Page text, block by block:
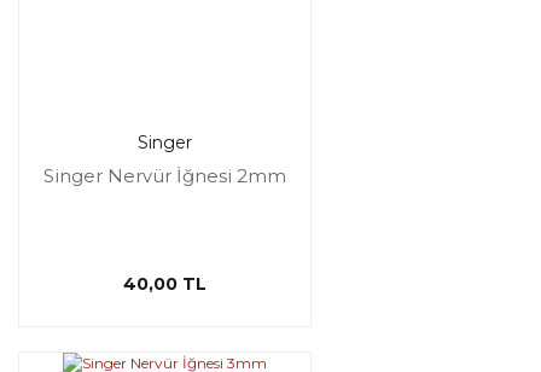
Singer
Singer Nervür İğnesi 2mm
40,00 TL